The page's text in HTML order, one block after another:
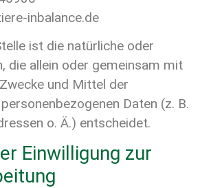
inbalance.de
ist die natürliche oder
die allein oder gemeinsam mit
und Mittel der
Daten (z. B.
o. Ä.) entscheidet.
Einwilligung zur